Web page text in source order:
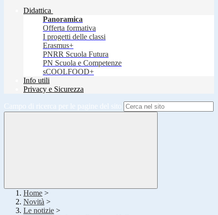
Didattica
Panoramica
Offerta formativa
I progetti delle classi
Erasmus+
PNRR Scuola Futura
PN Scuola e Competenze
sCOOLFOOD+
Info utili
Privacy e Sicurezza
Campo di ricerca per le pagine del sito
Home >
Novità >
Le notizie >